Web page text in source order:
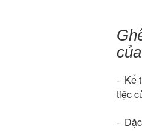
- Kể
tiệc
- Đặc